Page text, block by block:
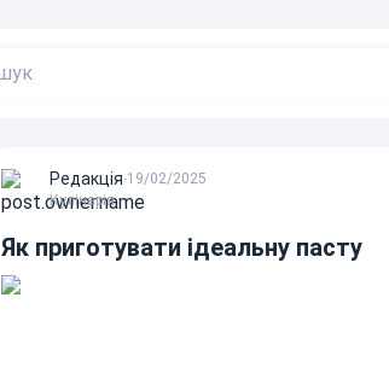
Редакцiя∙19/02/2025
Кулінарія
Як приготувати ідеальну пасту